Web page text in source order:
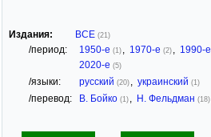
Издания: ВСЕ (21)
/период: 1950-е (1) 1970-е (2) 1990-е
2020-е (5)
/языки: русский (20) украинский (1)
/перевод: В. Бойко (1) Н. Фельдман (18)